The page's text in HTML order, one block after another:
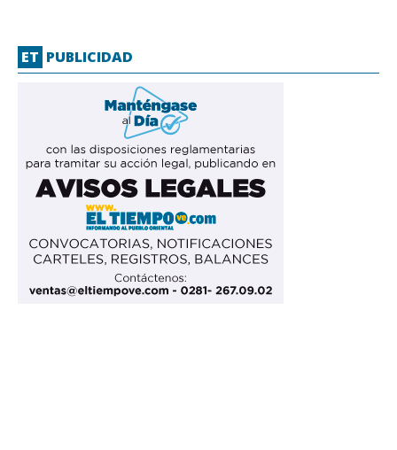
ET PUBLICIDAD